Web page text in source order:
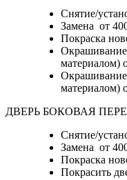
Снятие/
Замена от
Покраска
материалом)
материалом)
ДВЕРЬ БОКОВАЯ
Снятие/
Замена от
Покраска
Покрасить